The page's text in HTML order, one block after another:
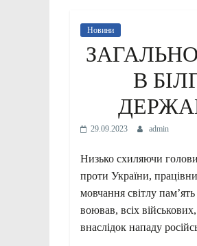
Новини
В
29.09.2023 admin
Низько схиляючи голови
проти України,
мовчання світлу
воював, всіх
внаслідок нападу